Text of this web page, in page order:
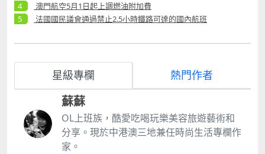
澳門航空5月1日起上調燃油附加費
法國國民議會通過禁止2.5小時鐵路可達的國內航班
星級專欄 熱門作者
蘇蘇
OL上班族，酷愛吃喝玩樂美容旅遊藝術和
分享。現於中港澳三地兼任時尚生活專欄作
家。